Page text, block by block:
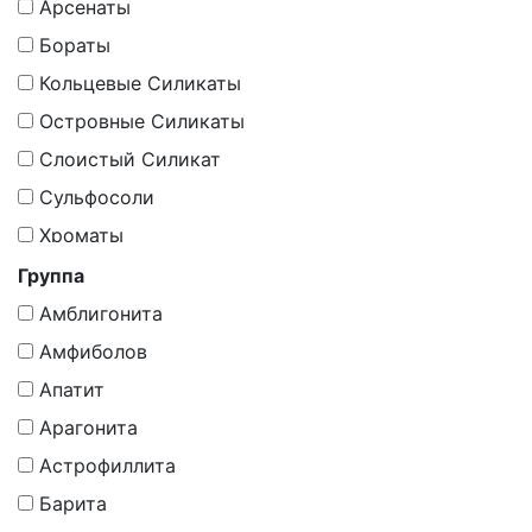
Карбонаты
Минералоиды
Молибдаты
Оксиды
Оксиды И Гидрoоксиды
Органическое Вещество
Органическое Вещество, Минералоиды
Самородные Элементы
Силикаты
Силикаты (По Мнению Других Школ -
Минераллоид)
Арсенаты
Бораты
Кольцевые Силикаты
Островные Силикаты
Слоистый Силикат
Сульфосоли
Хроматы
Группа
Амблигонита
Амфиболов
Апатит
Арагонита
Астрофиллита
Барита